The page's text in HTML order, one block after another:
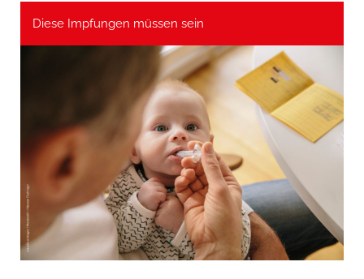
Diese Impfungen müssen sein